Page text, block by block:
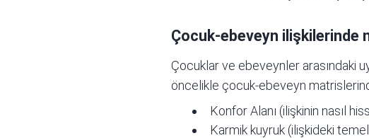
Çocuk-ebeveyn
Çocuklar ve ebeveynler arasındaki
öncelikle çocuk-ebeveyn
Konfor Alanı (ilişkinin nasıl
Karmik kuyruk (ilişkideki